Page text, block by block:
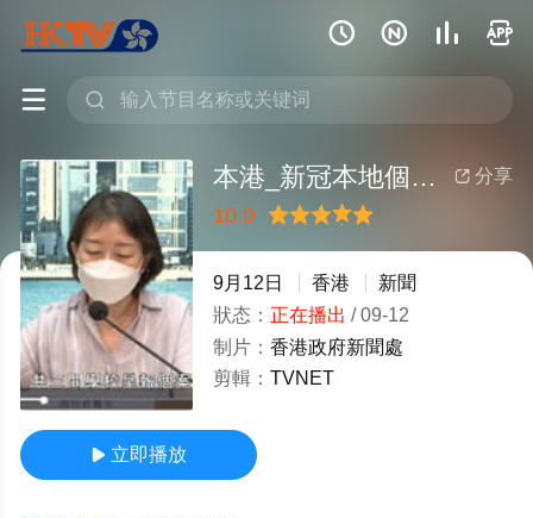
   
 
 分享
本港_新冠本地個案增約八千九宗
10.0
很差較差還行推薦
力薦
9月12日 香港
新聞
狀态： 正在播出 /09-12
制片： 香港政府新聞處
剪輯： TVNET
 立即播放